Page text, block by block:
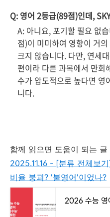
Q: 영어 2등급(89점)인데,
A: 아니요, 포기할 필요 없
점)이 미미하여 영향이 거
크지 않습니다. 다만, 연세
편이라 다른 과목에서 만회
수가 압도적으로 높다면 영
니다.
함께 읽으면 도움이 되는 글
2025.11.16 - [분류 전체보
비율 붕괴? '불영어'이었나?